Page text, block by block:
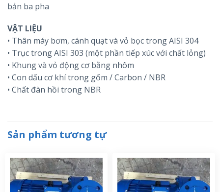
bản ba pha
VẬT LIỆU
• Thân máy bơm, cánh quạt và vỏ bọc trong AISI 304
• Trục trong AISI 303 (một phần tiếp xúc với chất lỏng)
• Khung và vỏ động cơ bằng nhôm
• Con dấu cơ khí trong gốm / Carbon / NBR
• Chất đàn hồi trong NBR
Sản phẩm tương tự